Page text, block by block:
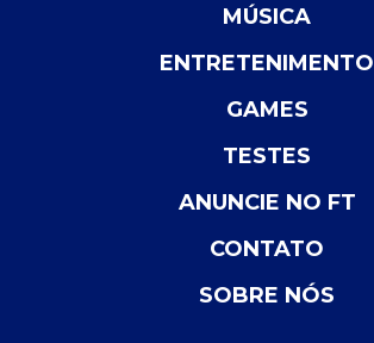
MÚSICA
ENTRETENIMENTO
GAMES
TESTES
ANUNCIE NO FT
CONTATO
SOBRE NÓS